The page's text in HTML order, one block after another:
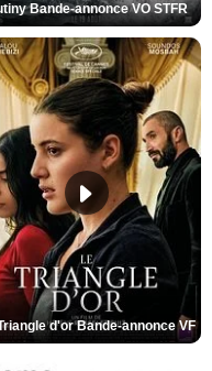
Bande-annonce VO STFR
d'or Bande-annonce VF